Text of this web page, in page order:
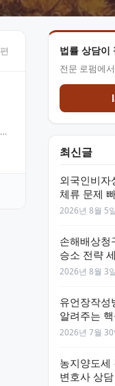
편 법률 상담이
전문 로펌에
최신글
외국인비자
체류 문제
2026년 8월 5일
손해배상청
승소 전략
2026년 8월 3일
유언장작성
알려주는
2026년 7월 30
농지양도세
변호사 상